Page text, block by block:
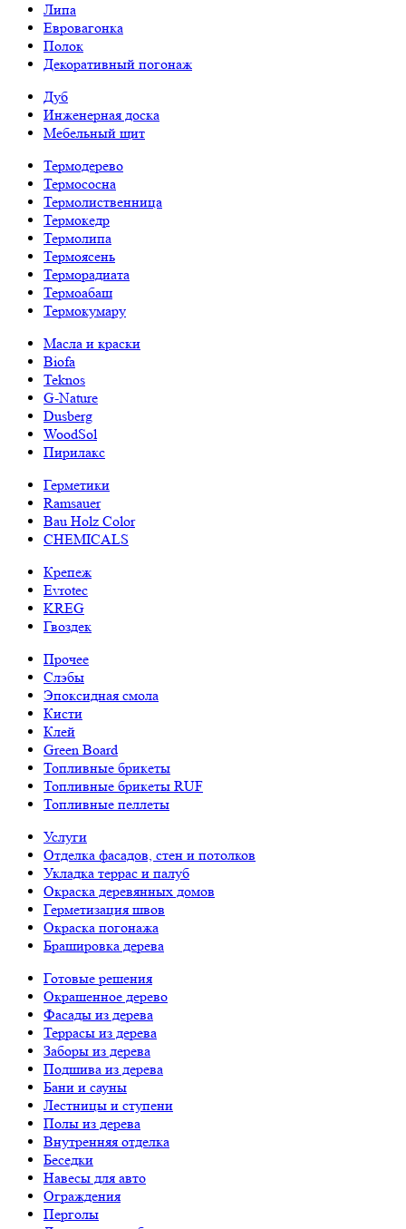
Липа
Евровагонка
Полок
Декоративный погонаж
Дуб
Инженерная доска
Мебельный щит
Термодерево
Термососна
Термолиственница
Термокедр
Термолипа
Термоясень
Терморадиата
Термоабаш
Термокумару
Масла и краски
Biofa
Teknos
G-Nature
Dusberg
WoodSol
Пирилакс
Герметики
Ramsauer
Bau Holz Color
CHEMICALS
Крепеж
Evrotec
KREG
Гвоздек
Прочее
Слэбы
Эпоксидная смола
Кисти
Клей
Green Board
Топливные брикеты
Топливные брикеты RUF
Топливные пеллеты
Услуги
Отделка фасадов, стен и потолков
Укладка террас и палуб
Окраска деревянных домов
Герметизация швов
Окраска погонажа
Брашировка дерева
Готовые решения
Окрашенное дерево
Фасады из дерева
Террасы из дерева
Заборы из дерева
Подшива из дерева
Бани и сауны
Лестницы и ступени
Полы из дерева
Внутренняя отделка
Беседки
Навесы для авто
Ограждения
Перголы